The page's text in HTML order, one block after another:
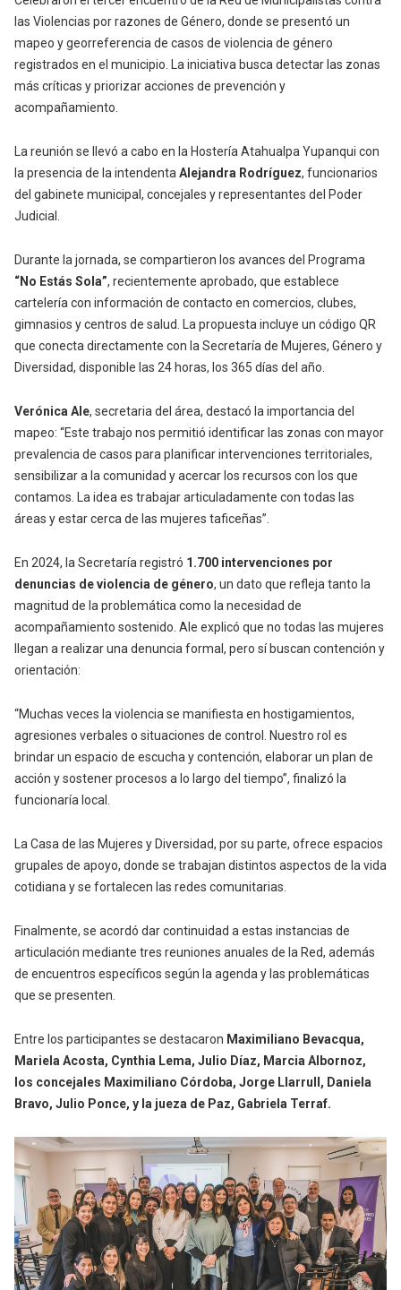
las Violencias por razones de Género, donde se presentó un
mapeo y georreferencia de casos de violencia de género
registrados en el municipio. La iniciativa busca detectar las zonas
más críticas y priorizar acciones de prevención y
acompañamiento.
La reunión se llevó a cabo en la Hostería Atahualpa Yupanqui con
la presencia de la intendentaAlejandra Rodríguez, funcionarios
del gabinete municipal, concejales y representantes del Poder
Judicial.
Durante la jornada, se compartieron los avances del Programa
“No Estás Sola”, recientemente aprobado, que establece
cartelería con información de contacto en comercios, clubes,
gimnasios y centros de salud. La propuesta incluye un código QR
que conecta directamente con la Secretaría de Mujeres, Género y
Diversidad, disponible las 24 horas, los 365 días del año.
Verónica Ale, secretaria del área, destacó la importancia del
mapeo: “Este trabajo nos permitió identificar las zonas con mayor
prevalencia de casos para planificar intervenciones territoriales,
sensibilizar a la comunidad y acercar los recursos con los que
contamos. La idea es trabajar articuladamente con todas las
áreas y estar cerca de las mujeres taficeñas”.
En 2024, la Secretaría registró 1.700 intervenciones por
denuncias de violencia de género, un dato que refleja tanto la
magnitud de la problemática como la necesidad de
acompañamiento sostenido. Ale explicó que no todas las mujeres
llegan a realizar una denuncia formal, pero sí buscan contención y
orientación:
“Muchas veces la violencia se manifiesta en hostigamientos,
agresiones verbales o situaciones de control. Nuestro rol es
brindar un espacio de escucha y contención, elaborar un plan de
acción y sostener procesos a lo largo del tiempo”, finalizó la
funcionaría local.
La Casa de las Mujeres y Diversidad, por su parte, ofrece espacios
grupales de apoyo, donde se trabajan distintos aspectos de la vida
cotidiana y se fortalecen las redes comunitarias.
Finalmente, se acordó dar continuidad a estas instancias de
articulación mediante tres reuniones anuales de la Red, además
de encuentros específicos según la agenda y las problemáticas
que se presenten.
Entre los participantes se destacaron Maximiliano Bevacqua,
Mariela Acosta, Cynthia Lema, Julio Díaz, Marcia Albornoz,
los concejales Maximiliano Córdoba, Jorge Llarrull, Daniela
Bravo, Julio Ponce, y la jueza de Paz, Gabriela Terraf.